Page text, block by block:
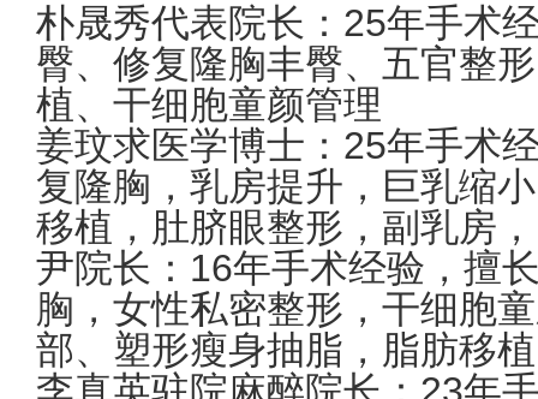
朴晟秀代表院长：25年手术
臀、修复隆胸丰臀、五官整
植、干细胞童颜管理
姜玟求医学博士：25年手术
复隆胸，乳房提升，巨乳缩
移植，肚脐眼整形，副乳房，
尹院长：16年手术经验，擅
胸，女性私密整形，干细胞
部、塑形瘦身抽脂，脂肪移